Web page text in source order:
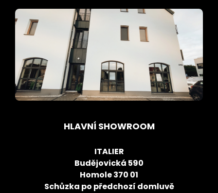
HLAVNÍ SHOWROOM
ITALIER
Budějovická 590
Homole 370 01
Schůzka po předchozí domluvě